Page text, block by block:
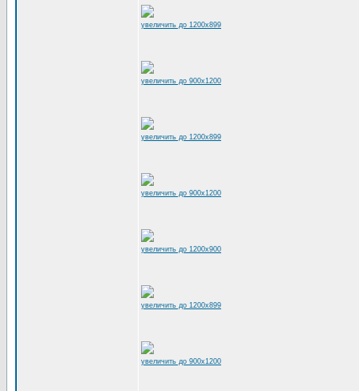
увеличить до 1200x899
увеличить до 900x1200
увеличить до 1200x899
увеличить до 900x1200
увеличить до 1200x900
увеличить до 1200x899
увеличить до 900x1200